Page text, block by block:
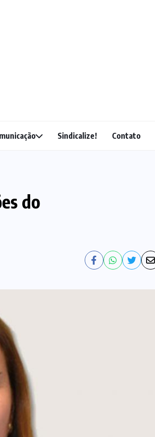
Sindicalize! Contato
do